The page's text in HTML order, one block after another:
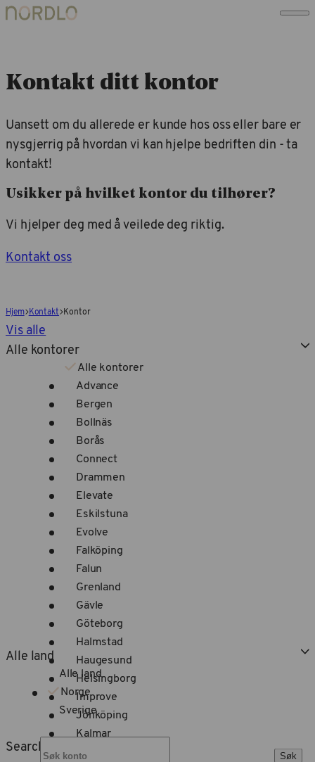
Kontakt ditt kontor
Uansett om du allerede er kunde hos oss eller bare er
nysgjerrig på hvordan vi kan hjelpe bedriften din - ta
kontakt!
Usikker på hvilket kontor du tilhører?
Vi hjelper deg med å veilede deg riktig.
Kontakt oss
Hjem Kontakt Kontor
Vis alle
Alle kontorer
Alle kontorer
Advance
Bergen
Bollnäs
Borås
Connect
Drammen
Elevate
Eskilstuna
Evolve
Falköping
Falun
Grenland
Gävle
Göteborg
Halmstad
Haugesund
Helsingborg
Improve
Jönköping
Kalmar
Karlshamn
Alle land
Alle land
Norge
Sverige
Search
Søk